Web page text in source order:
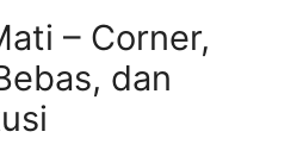
– Corner,
dan